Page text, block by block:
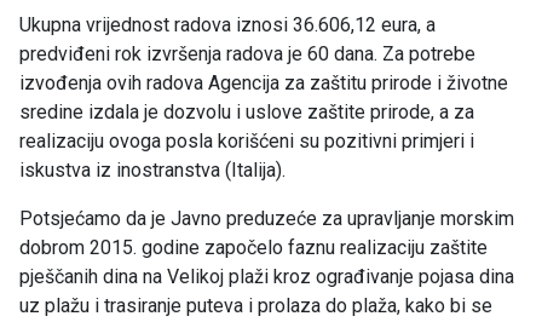
Ukupna vrijednost radova iznosi 36.606,12 eura, a
predviđeni rok izvršenja radova je 60 dana. Za potrebe
izvođenja ovih radova Agencija za zaštitu prirode i životne
sredine izdala je dozvolu i uslove zaštite prirode, a za
realizaciju ovoga posla korišćeni su pozitivni primjeri i
iskustva iz inostranstva (Italija).
Potsjećamo da je Javno preduzeće za upravljanje morskim
dobrom 2015. godine započelo faznu realizaciju zaštite
pješčanih dina na Velikoj plaži kroz ograđivanje pojasa dina
uz plažu i trasiranje puteva i prolaza do plaža, kako bi se